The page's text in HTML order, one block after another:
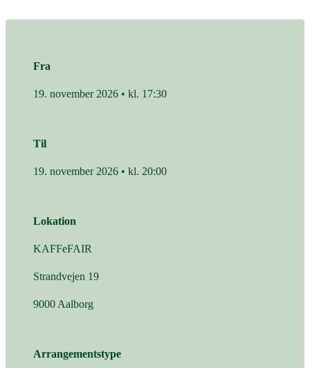
Fra
19. november 2026 • kl. 17:30
Til
19. november 2026 • kl. 20:00
Lokation
KAFFeFAIR
Strandvejen 19
9000 Aalborg
Arrangementstype